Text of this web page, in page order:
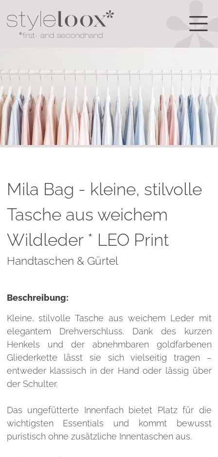
Mila Bag - kleine, stilvolle
Tasche aus weichem
Wildleder * LEO Print
Handtaschen & Gürtel
Beschreibung:
Kleine, stilvolle Tasche aus weichem Leder mit
elegantem Drehverschluss. Dank des kurzen
Henkels und der abnehmbaren goldfarbenen
Gliederkette lässt sie sich vielseitig tragen –
entweder klassisch in der Hand oder lässig über
der Schulter.
Das ungefütterte Innenfach bietet Platz für die
wichtigsten Essentials und kommt bewusst
puristisch ohne zusätzliche Innentaschen aus.